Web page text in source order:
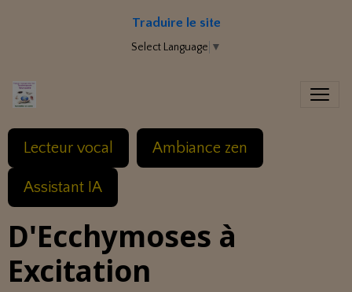
Traduire le site
Select Language ▼
Lecteur vocal Ambiance zen
Assistant IA
D'Ecchymoses à
Excitation